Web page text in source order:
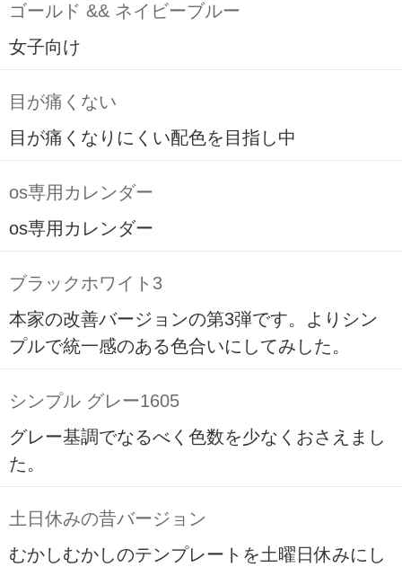
ゴールド && ネイビーブルー
女子向け
目が痛くない
目が痛くなりにくい配色を目指し中
os専用カレンダー
os専用カレンダー
ブラックホワイト3
本家の改善バージョンの第3弾です。よりシン
プルで統一感のある色合いにしてみした。
シンプル グレー1605
グレー基調でなるべく色数を少なくおさえまし
た。
土日休みの昔バージョン
むかしむかしのテンプレートを土曜日休みにし